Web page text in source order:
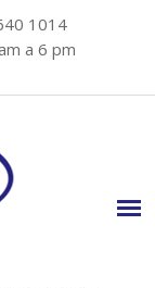
1014
a 6 pm